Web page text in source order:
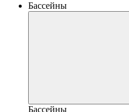
Бассейны
Бассейны